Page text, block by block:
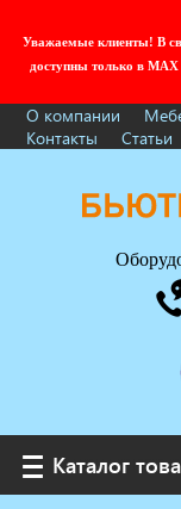
Уважаемые клиенты! В
доступны только в MAX
О компании
Контакты
Статьи
Каталог
Каталог